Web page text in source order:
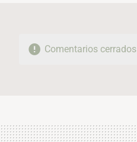
Comentarios cerrados